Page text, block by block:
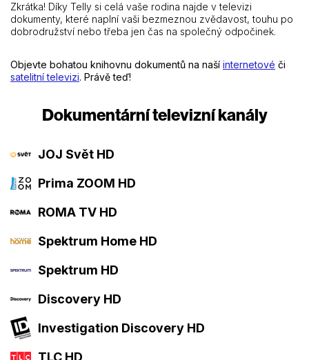
Zkrátka! Díky Telly si celá vaše rodina najde v televizi
dokumenty, které naplní vaši bezmeznou zvědavost, touhu po
dobrodružství nebo třeba jen čas na společný odpočinek.
Objevte bohatou knihovnu dokumentů na naší internetové či
satelitní televizi. Právě teď!
Dokumentární televizní kanály
JOJ Svět HD
Prima ZOOM HD
ROMA TV HD
Spektrum Home HD
Spektrum HD
Discovery HD
Investigation Discovery HD